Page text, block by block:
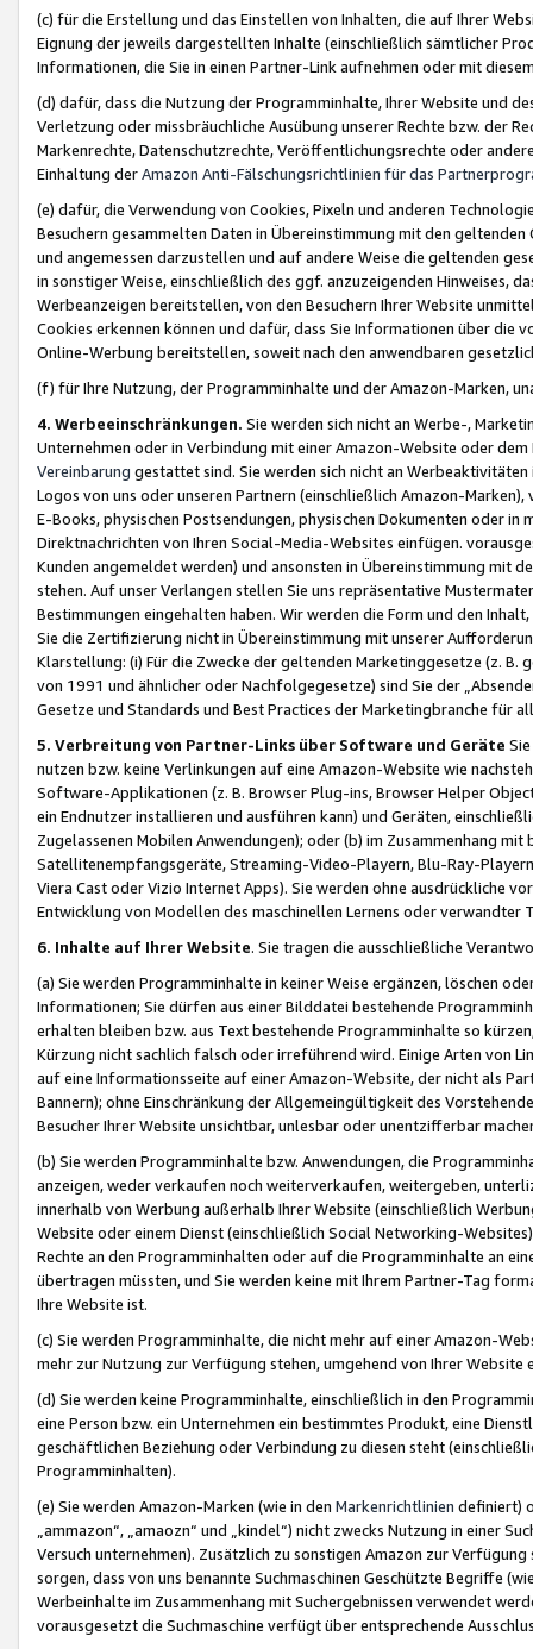
(c) für die Erstellung und das Einstellen von Inhalten, die auf Ihrer
Eignung der jeweils dargestellten Inhalte (einschließlich sämtlicher
Informationen, die Sie in einen Partner-Link aufnehmen oder mit
(d) dafür, dass die Nutzung der Programminhalte, Ihrer Website und
Verletzung oder missbräuchliche Ausübung unserer Rechte bzw. der
Markenrechte, Datenschutzrechte, Veröffentlichungsrechte oder
Einhaltung derAmazon Anti-Fälschungsrichtlinien für das
(e) dafür, die Verwendung von Cookies, Pixeln und anderen
Besuchern gesammelten Daten in Übereinstimmung mit den
und angemessen darzustellen und auf andere Weise die geltenden
in sonstiger Weise, einschließlich des ggf. anzuzeigenden Hinweises,
Werbeanzeigen bereitstellen, von den Besuchern Ihrer Website
Cookies erkennen können und dafür, dass Sie Informationen über die
Online-Werbung bereitstellen, soweit nach den anwendbaren
(f) für Ihre Nutzung, der Programminhalte und der Amazon-Marken,
4. Werbeeinschränkungen. Sie werden sich nicht an Werbe-,
Unternehmen oder in Verbindung mit einer Amazon-Website oder
Vereinbarung gestattet sind. Sie werden sich nicht an
Logos von uns oder unseren Partnern (einschließlich Amazon-
E-Books, physischen Postsendungen, physischen Dokumenten oder in
Direktnachrichten von Ihren Social-Media-Websites einfügen.
Kunden angemeldet werden) und ansonsten in Übereinstimmung mit
stehen. Auf unser Verlangen stellen Sie uns repräsentative
Bestimmungen eingehalten haben. Wir werden die Form und den
Sie die Zertifizierung nicht in Übereinstimmung mit unserer
Klarstellung: (i) Für die Zwecke der geltenden Marketinggesetze (z. B.
von 1991 und ähnlicher oder Nachfolgegesetze) sind Sie der
Gesetze und Standards und Best Practices der Marketingbranche für
5. Verbreitung von Partner-Links über Software und Geräte
nutzen bzw. keine Verlinkungen auf eine Amazon-Website wie
Software-Applikationen (z. B. Browser Plug-ins, Browser Helper
ein Endnutzer installieren und ausführen kann) und Geräten,
Zugelassenen Mobilen Anwendungen); oder (b) im Zusammenhang
Satellitenempfangsgeräte, Streaming-Video-Playern, Blu-Ray-
Viera Cast oder Vizio Internet Apps). Sie werden ohne ausdrückliche
Entwicklung von Modellen des maschinellen Lernens oder
6. Inhalte auf Ihrer Website. Sie tragen die ausschließliche
(a) Sie werden Programminhalte in keiner Weise ergänzen, löschen
Informationen; Sie dürfen aus einer Bilddatei bestehende
erhalten bleiben bzw. aus Text bestehende Programminhalte so
Kürzung nicht sachlich falsch oder irreführend wird. Einige Arten von
auf eine Informationsseite auf einer Amazon-Website, der nicht als
Bannern); ohne Einschränkung der Allgemeingültigkeit des
Besucher Ihrer Website unsichtbar, unlesbar oder unentzifferbar
(b) Sie werden Programminhalte bzw. Anwendungen, die
anzeigen, weder verkaufen noch weiterverkaufen, weitergeben,
innerhalb von Werbung außerhalb Ihrer Website (einschließlich
Website oder einem Dienst (einschließlich Social Networking-
Rechte an den Programminhalten oder auf die Programminhalte an
übertragen müssten, und Sie werden keine mit Ihrem Partner-Tag
Ihre Website ist.
(c) Sie werden Programminhalte, die nicht mehr auf einer Amazon-
mehr zur Nutzung zur Verfügung stehen, umgehend von Ihrer
(d) Sie werden keine Programminhalte, einschließlich in den
eine Person bzw. ein Unternehmen ein bestimmtes Produkt, eine
geschäftlichen Beziehung oder Verbindung zu diesen steht
Programminhalten).
(e) Sie werden Amazon-Marken (wie in den Markenrichtlinien definiert)
„ammazon“, „amaozn“ und „kindel“) nicht zwecks Nutzung in einer
Versuch unternehmen). Zusätzlich zu sonstigen Amazon zur
sorgen, dass von uns benannte Suchmaschinen Geschützte Begriffe
Werbeinhalte im Zusammenhang mit Suchergebnissen verwendet
vorausgesetzt die Suchmaschine verfügt über entsprechende